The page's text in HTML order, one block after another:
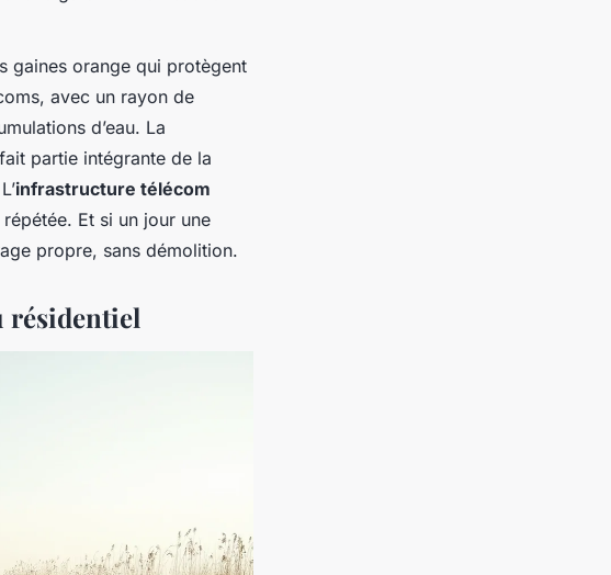
gaines orange qui protègent
avec un rayon de
d’eau. La
partie intégrante de la
infrastructure télécom
Et si un jour une
propre, sans démolition.
résidentiel